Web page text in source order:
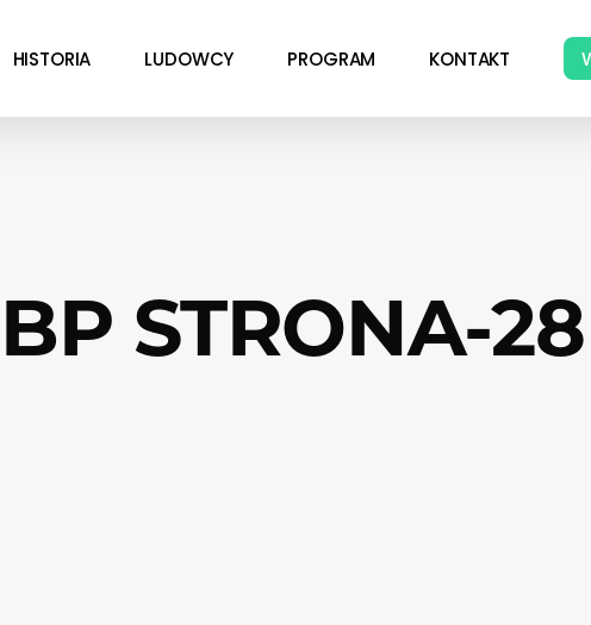
HISTORIA LUDOWCY PROGRAM KONTAKT
STRONA-28